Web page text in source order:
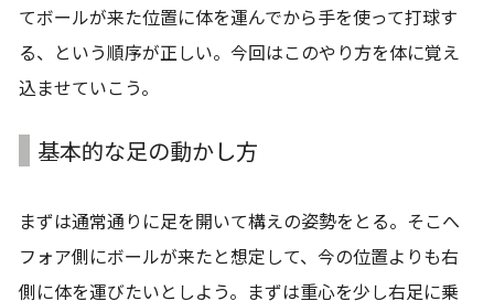
てボールが来た位置に体を運んでから手を使って打球す
る、という順序が正しい。今回はこのやり方を体に覚え
込ませていこう。
基本的な足の動かし方
まずは通常通りに足を開いて構えの姿勢をとる。そこへ
フォア側にボールが来たと想定して、今の位置よりも右
側に体を運びたいとしよう。まずは重心を少し右足に乗